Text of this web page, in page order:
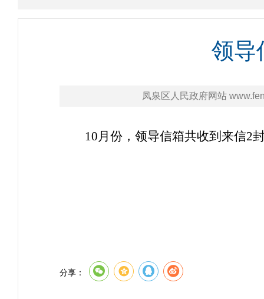
领导
凤泉区人民政府网站
10月份，领导信箱共收到来信2
分享：